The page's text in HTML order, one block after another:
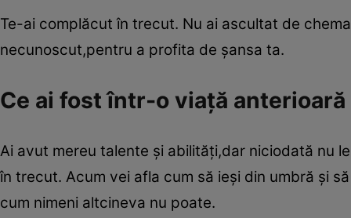
Te-ai complăcut în trecut. Nu ai ascultat de
necunoscut,pentru a profita de şansa ta.
Ce ai fost într-o viaţă
Ai avut mereu talente şi abilităţi,dar niciodată nu
în trecut. Acum vei afla cum să ieşi din umbră şi
cum nimeni altcineva nu poate.